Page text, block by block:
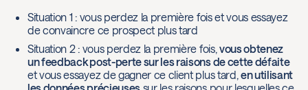
Situation 1 : vous perdez la première fois et vous essayez
de convaincre ce prospect plus tard
Situation 2 : vous perdez la première fois, vous obtenez
un feedback post-perte sur les raisons de cette défaite
et vous essayez de gagner ce client plus tard, en utilisant